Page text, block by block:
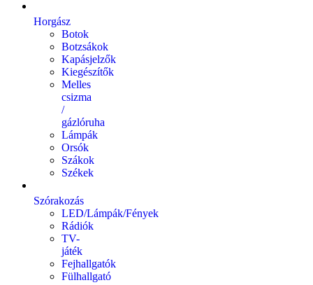
Horgász
Botok
Botzsákok
Kapásjelzők
Kiegészítők
Melles
csizma
/
gázlóruha
Lámpák
Orsók
Szákok
Székek
Szórakozás
LED/Lámpák/Fények
Rádiók
TV-
játék
Fejhallgatók
Fülhallgató